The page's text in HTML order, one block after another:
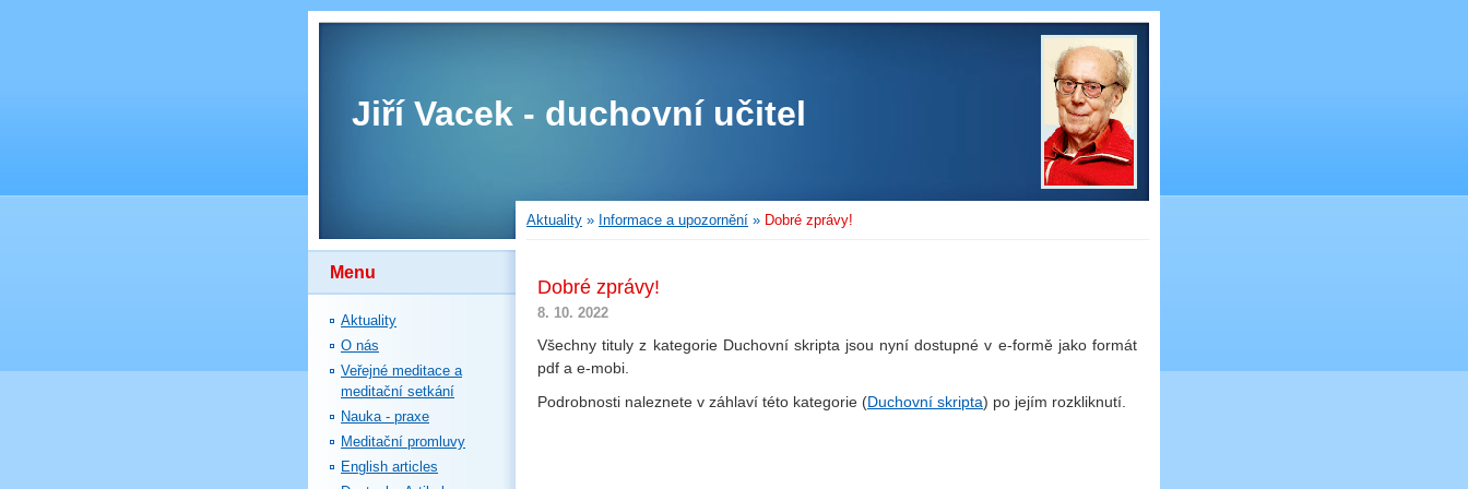
Jiří Vacek - duchovní učitel
Menu
Aktuality
O nás
Veřejné meditace a
meditační setkání
Nauka - praxe
Meditační promluvy
English articles
Aktuality » Informace a upozornění » Dobré zprávy!
Dobré zprávy!
8. 10. 2022
Všechny tituly z kategorie Duchovní skripta jsou nyní dostupné v e-formě jako formát
pdf a e-mobi.
Podrobnosti naleznete v záhlaví této kategorie (Duchovní skripta) po jejím rozkliknutí.